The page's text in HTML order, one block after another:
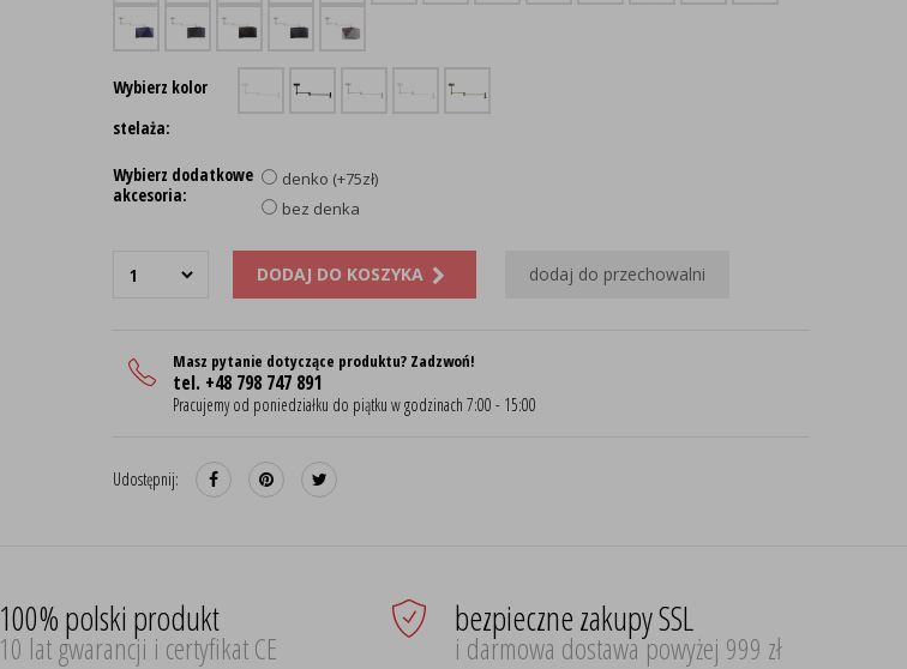
Wybierz kolor
stelaża:
Wybierz dodatkowe
akcesoria:
denko (+75zł)
bez denka
DODAJ DO KOSZYKA dodaj do przechowalni
Masz pytanie dotyczące produktu? Zadzwoń!
tel. +48 798 747 891
Pracujemy od poniedziałku do piątku w godzinach 7:00 - 15:00
Udostępnij:
100% polski produkt
10 lat gwarancji i certyfikat CE
bezpieczne zakupy SSL
i darmowa dostawa powyżej 999 zł